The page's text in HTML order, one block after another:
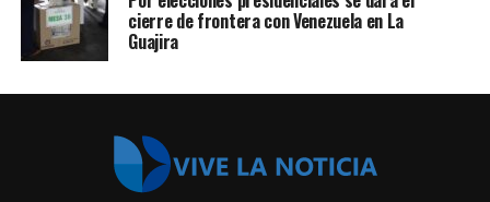
cierre de frontera con Venezuela en La
Guajira